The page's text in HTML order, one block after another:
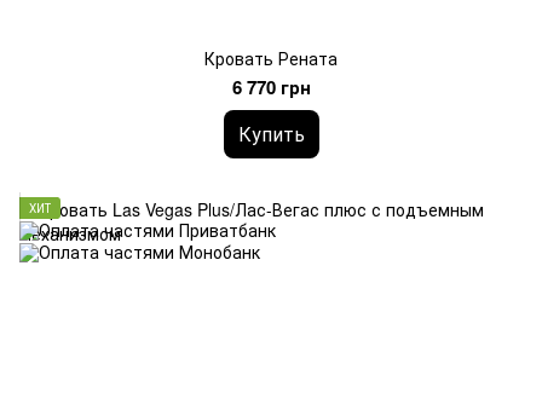
Кровать Рената
6 770 грн
Купить
ХИТ